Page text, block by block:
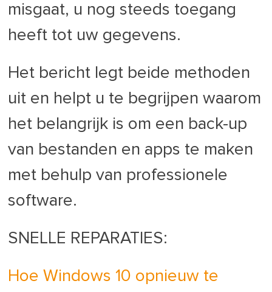
misgaat, u nog steeds toegang
heeft tot uw gegevens.
Het bericht legt beide methoden
uit en helpt u te begrijpen waarom
het belangrijk is om een back-up
van bestanden en apps te maken
met behulp van professionele
software.
SNELLE REPARATIES:
Hoe Windows 10 opnieuw te